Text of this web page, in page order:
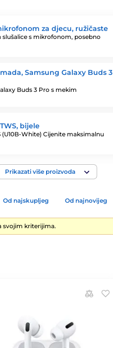
za djecu, ružičaste
s mikrofonom, posebno
Samsung Galaxy Buds 3
Buds 3 Pro s mekim
bijele
White) Cijenite maksimalnu
Prikazati više proizvoda
Od najskupljeg Od najnovijeg
svojim kriterijima.